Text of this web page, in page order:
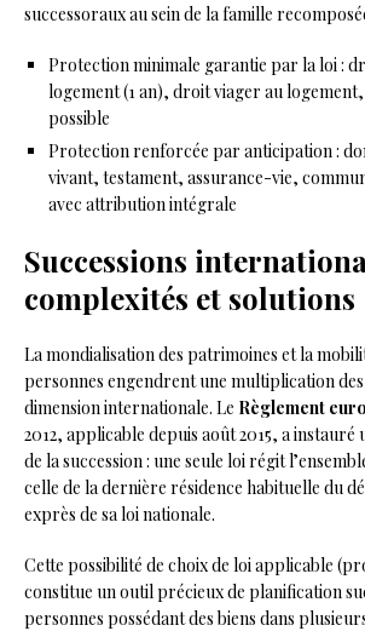
successoraux au sein de la famille
Protection minimale garantie par la loi :
logement (1 an), droit viager au
possible
Protection renforcée par anticipation :
vivant, testament, assurance-vie,
avec attribution intégrale
Successions
complexités et solutions
La mondialisation des patrimoines et la
personnes engendrent une multiplication des
dimension internationale. Le Règlement
2012, applicable depuis août 2015, a instauré
de la succession : une seule loi régit
celle de la dernière résidence habituelle du
exprès de sa loi nationale.
Cette possibilité de choix de loi applicable
constitue un outil précieux de planification
personnes possédant des biens dans